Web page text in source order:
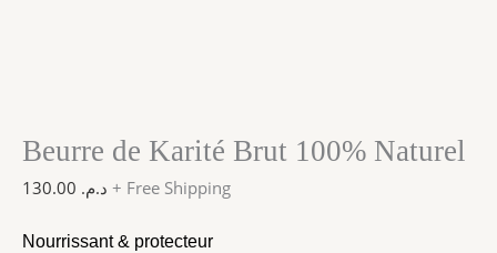
Beurre de Karité Brut 100% Naturel
د.م. + Free Shipping
Nourrissant & protecteur